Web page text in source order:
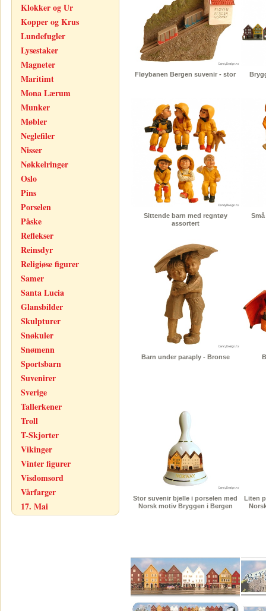
Klokker og Ur
Kopper og Krus
Lundefugler
Lysestaker
Magneter
Maritimt
Mona Lærum
Munker
Møbler
Neglefiler
Nisser
Nøkkelringer
Oslo
Pins
Porselen
Påske
Reflekser
Reinsdyr
Religiøse figurer
Samer
Santa Lucia
Glansbilder
Skulpturer
Snøkuler
Snømenn
Sportsbarn
Suvenirer
Sverige
Tallerkener
Troll
T-Skjorter
Vikinger
Vinter figurer
Visdomsord
Vårfarger
17. Mai
Fløybanen Bergen suvenir - stor
Sittende barn med regntøy
assortert
Barn under paraply - Bronse
Stor suvenir bjelle i porselen med
Norsk motiv Bryggen i Bergen
Liten